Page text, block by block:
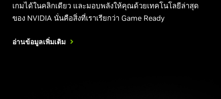
เกมได้ในคลิกเดียว และมอบพลังให้คุณด้วยเทคโนโลยีล่าสุด
ของ NVIDIA นั่นคือสิ่งที่เราเรียกว่า Game Ready
อ่านข้อมูลเพิ่มเติม